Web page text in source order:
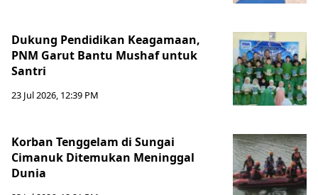
Dukung Pendidikan Keagamaan,
PNM Garut Bantu Mushaf untuk
Santri
23 Jul 2026, 12:39 PM
Korban Tenggelam di Sungai
Cimanuk Ditemukan Meninggal
Dunia